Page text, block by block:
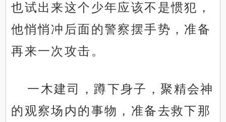
也试出来这个少年应该不是惯犯，
他悄悄冲后面的警察摆手势，准备
再来一次攻击。
一木建司，蹲下身子，聚精会神
的观察场内的事物，准备去救下那